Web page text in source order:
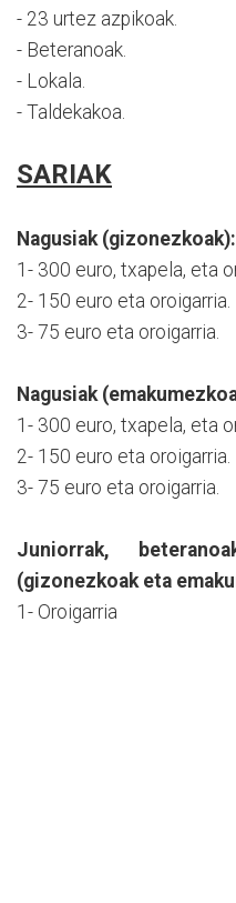
- 23 urtez azpikoak.
- Beteranoak.
- Lokala.
- Taldekakoa.
SARIAK
Nagusiak (gizonezkoak):
1- 300 euro, txapela, eta
2- 150 euro eta oroigarria.
3- 75 euro eta oroigarria.
Nagusiak
1- 300 euro, txapela, eta
2- 150 euro eta oroigarria.
3- 75 euro eta oroigarria.
Juniorrak,
(gizonezkoak eta
1- Oroigarria